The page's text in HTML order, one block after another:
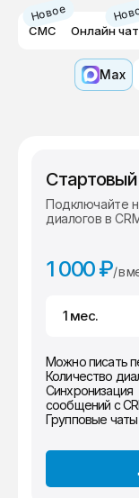
Новое
СМС Онлайн чат
Max
Стартовый
Подключайте
диалогов в
1 000 ₽/ в
1 мес.
Можно писать
Количество
Синхронизация
сообщений с
Групповые чаты